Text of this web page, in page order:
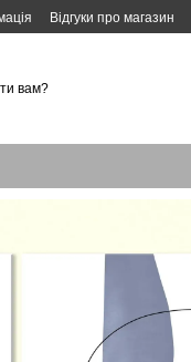
Відгуки про магазин
вам?